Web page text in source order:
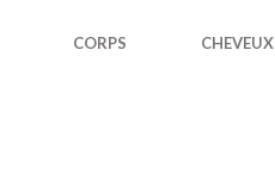
CORPS CHEVEUX